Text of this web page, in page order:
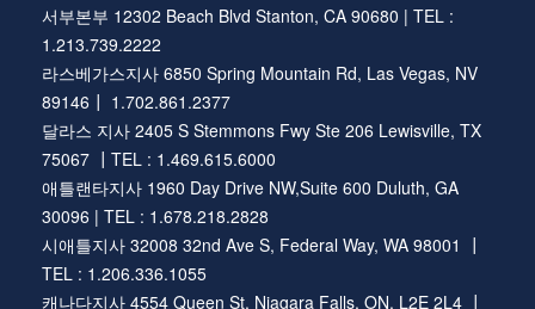
서부본부 12302 Beach Blvd Stanton, CA 90680 | TEL :
1.213.739.2222
라스베가스지사 6850 Spring Mountain Rd, Las Vegas, NV
89146┃ 1.702.861.2377
달라스 지사 2405 S Stemmons Fwy Ste 206 Lewisville, TX
75067 ┃TEL : 1.469.615.6000
애틀랜타지사 1960 Day Drive NW,Suite 600 Duluth, GA
30096 | TEL : 1.678.218.2828
시애틀지사 32008 32nd Ave S, Federal Way, WA 98001 ┃
TEL : 1.206.336.1055
캐나다지사 4554 Queen St, Niagara Falls, ON, L2E 2L4 ┃